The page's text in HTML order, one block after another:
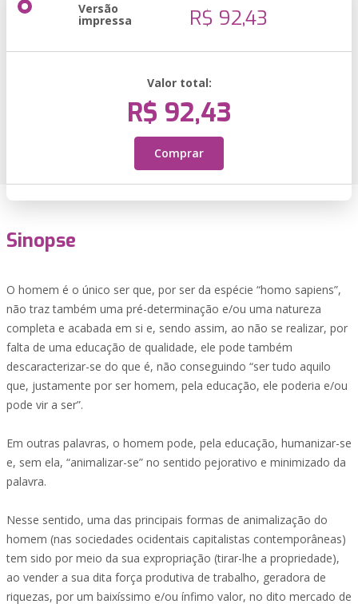
Versão
impressa R$ 92,43
Valor total:
R$ 92,43
Comprar
Sinopse
O homem é o único ser que, por ser da espécie “homo sapiens”,
não traz também uma pré-determinação e/ou uma natureza
completa e acabada em si e, sendo assim, ao não se realizar, por
falta de uma educação de qualidade, ele pode também
descaracterizar-se do que é, não conseguindo “ser tudo aquilo
que, justamente por ser homem, pela educação, ele poderia e/ou
pode vir a ser”.
Em outras palavras, o homem pode, pela educação, humanizar-se
e, sem ela, “animalizar-se” no sentido pejorativo e minimizado da
palavra.
Nesse sentido, uma das principais formas de animalização do
homem (nas sociedades ocidentais capitalistas contemporâneas)
tem sido por meio da sua expropriação (tirar-lhe a propriedade),
ao vender a sua dita força produtiva de trabalho, geradora de
riquezas, por um baixíssimo e/ou ínfimo valor, no dito mercado de